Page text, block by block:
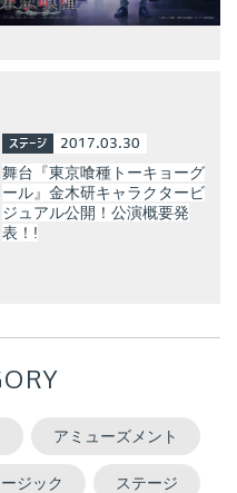
ステージ 2017.03.30
舞台『東京喰種トーキョーグ
ール』金木研キャラクタービ
ジュアル公開！公演概要発
表！!
アミューズメント
ジック ステージ